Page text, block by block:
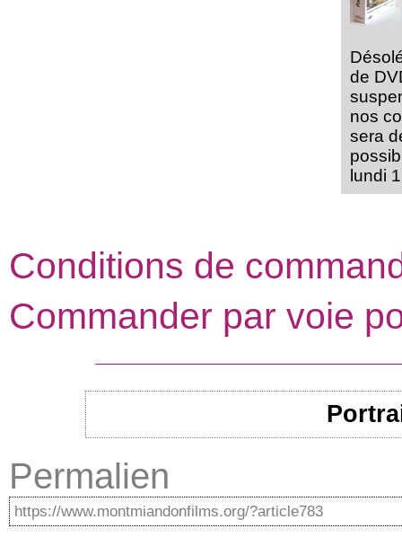
de
nos
sera
lundi
Conditions de
Commander par voie
Permalien